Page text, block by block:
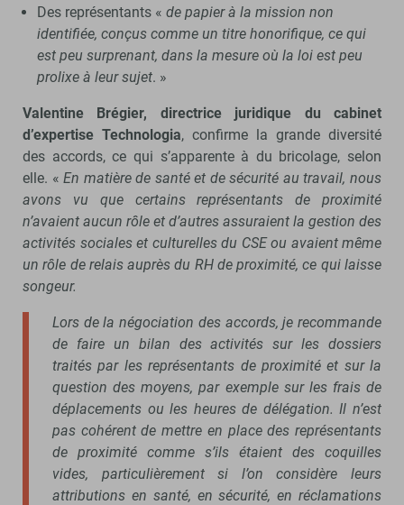
Des représentants « de papier à la mission non
identifiée, conçus comme un titre honorifique, ce qui
est peu surprenant, dans la mesure où la loi est peu
prolixe à leur sujet. »
Valentine Brégier, directrice juridique du cabinet
d’expertise Technologia, confirme la grande diversité
des accords, ce qui s’apparente à du bricolage, selon
elle. «En matière de santé et de sécurité au travail, nous
avons vu que certains représentants de proximité
n’avaient aucun rôle et d’autres assuraient la gestion des
activités sociales et culturelles du CSE ou avaient même
un rôle de relais auprès du RH de proximité, ce qui laisse
songeur.
Lors de la négociation des accords, je recommande
de faire un bilan des activités sur les dossiers
traités par les représentants de proximité et sur la
question des moyens, par exemple sur les frais de
déplacements ou les heures de délégation. Il n’est
pas cohérent de mettre en place des représentants
de proximité comme s’ils étaient des coquilles
vides, particulièrement si l’on considère leurs
attributions en santé, en sécurité, en réclamations